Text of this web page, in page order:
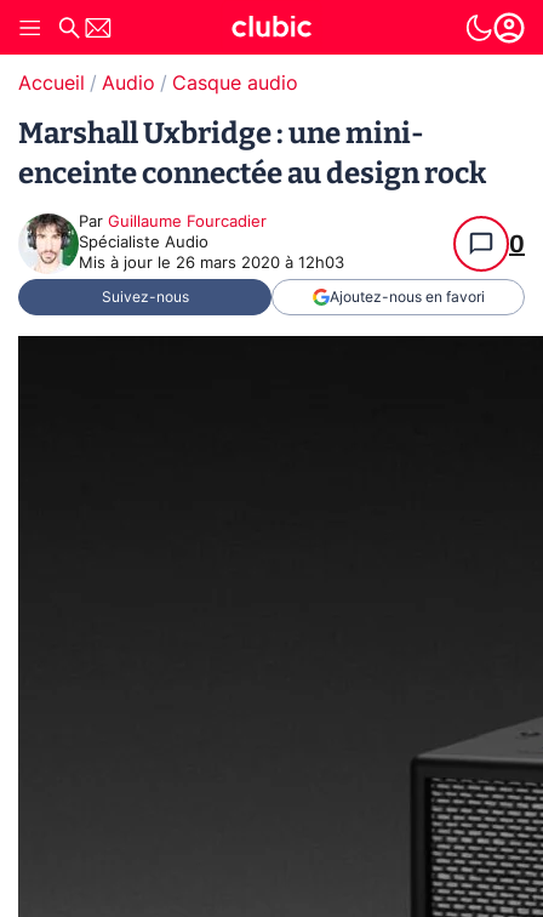
Accueil Audio Casque audio
Marshall Uxbridge : une mini-
enceinte connectée au design rock
Par Guillaume Fourcadier
Spécialiste Audio
Mis à jour le 26 mars 2020 à 12h03
0
Suivez-nous Ajoutez-nous en favori